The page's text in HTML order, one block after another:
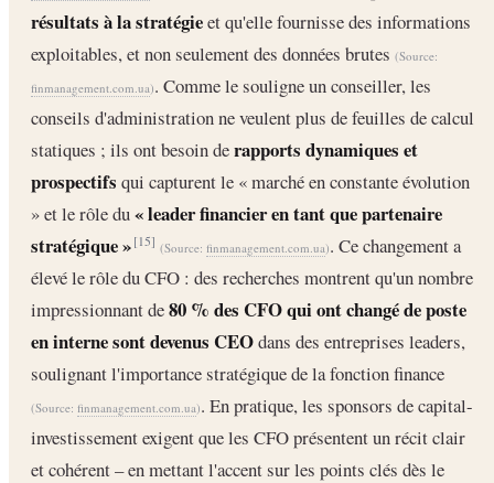
résultats à la stratégieet qu'elle fournisse des informations
exploitables, et non seulement des données brutes (Source:
finmanagement.com.ua). Comme le souligne un conseiller, les
conseils d'administration ne veulent plus de feuilles de calcul
statiques ; ils ont besoin derapports dynamiques et
prospectifs qui capturent le « marché en constante évolution
» et le rôle du« leader financier en tant que partenaire
stratégique » [15] (Source: finmanagement.com.ua). Ce changement a
élevé le rôle du CFO : des recherches montrent qu'un nombre
impressionnant de80 % des CFO qui ont changé de poste
en interne sont devenus CEOdans des entreprises leaders,
soulignant l'importance stratégique de la fonction finance
(Source: finmanagement.com.ua). En pratique, les sponsors de capital-
investissement exigent que les CFO présentent un récit clair
et cohérent – en mettant l'accent sur les points clés dès le